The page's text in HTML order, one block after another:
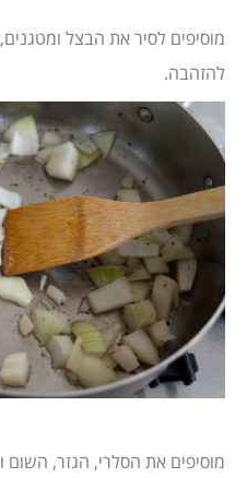
מוסיפים לסיר את הבצל
להזהבה.
מוסיפים את הסלרי, הגזר,